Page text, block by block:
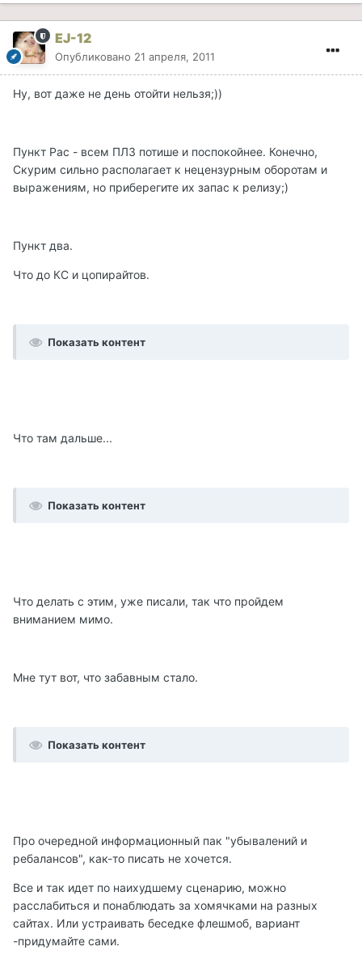
EJ-12
Опубликовано 21 апреля, 2011
Ну, вот даже не день отойти нельзя;))
Пункт Рас - всем ПЛЗ потише и поспокойнее. Конечно,
Скурим сильно располагает к нецензурным оборотам и
выражениям, но приберегите их запас к релизу;)
Пункт два.
Что до КС и цопирайтов.
Показать контент
Что там дальше...
Показать контент
Что делать с этим, уже писали, так что пройдем
вниманием мимо.
Мне тут вот, что забавным стало.
Показать контент
Про очередной информационный пак "убывалений и
ребалансов", как-то писать не хочется.
Все и так идет по наихудшему сценарию, можно
расслабиться и понаблюдать за хомячками на разных
сайтах. Или устраивать беседке флешмоб, вариант
-придумайте сами.